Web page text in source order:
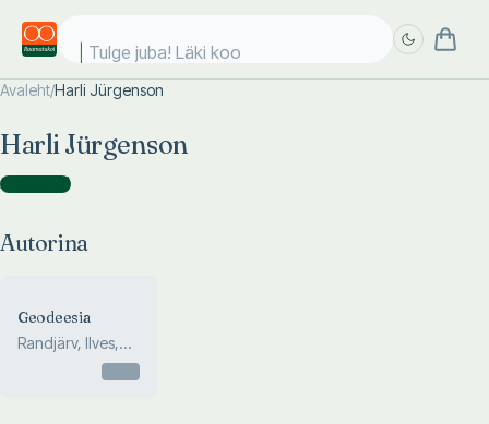
Tulge juba! Läki kool
Avaleht/Harli Jürgenson
Harli Jürgenson
Autorina )
Autorina
Geodeesia
Randjärv, Ilves,